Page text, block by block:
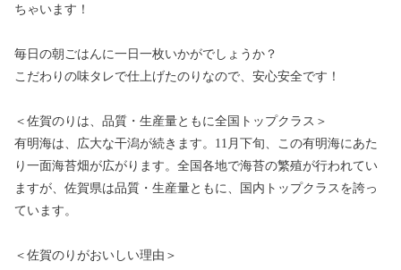
ちゃいます！
毎日の朝ごはんに一日一枚いかがでしょうか？
こだわりの味タレで仕上げたのりなので、安心安全です！
＜佐賀のりは、品質・生産量ともに全国トップクラス＞
有明海は、広大な干潟が続きます。11月下旬、この有明海にあた
り一面海苔畑が広がります。全国各地で海苔の繁殖が行われてい
ますが、佐賀県は品質・生産量ともに、国内トップクラスを誇っ
ています。
＜佐賀のりがおいしい理由＞